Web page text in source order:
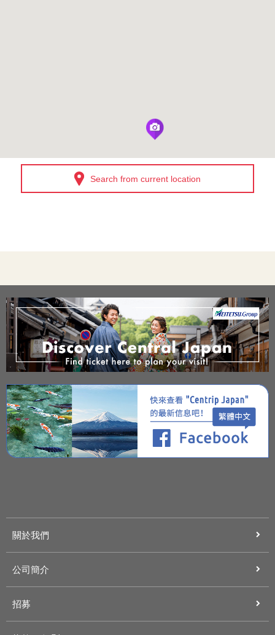
Search from current location
關於我們
公司簡介
招募